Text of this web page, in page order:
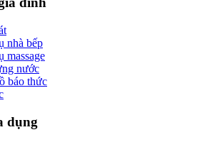
nhà bếp
massage
nước
báo thức
dụng